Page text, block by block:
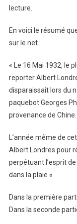
lecture.
En voici le résumé
sur le net :
« Le 16 Mai 1932, le
reporter Albert
disparaissait lors du
paquebot Georges
provenance de Chine.
L’année même de
Albert Londres pour
perpétuant l’esprit
dans la plaie « .
Dans la première
Dans la seconde